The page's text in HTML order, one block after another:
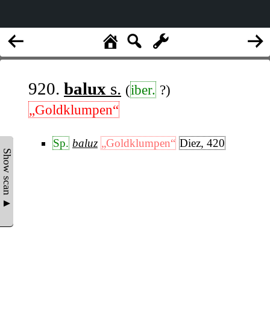
Show scan ▲
920. balux s. (iber. ?)
„Goldklumpen“
Sp. baluz „Goldklumpen“ Diez, 420